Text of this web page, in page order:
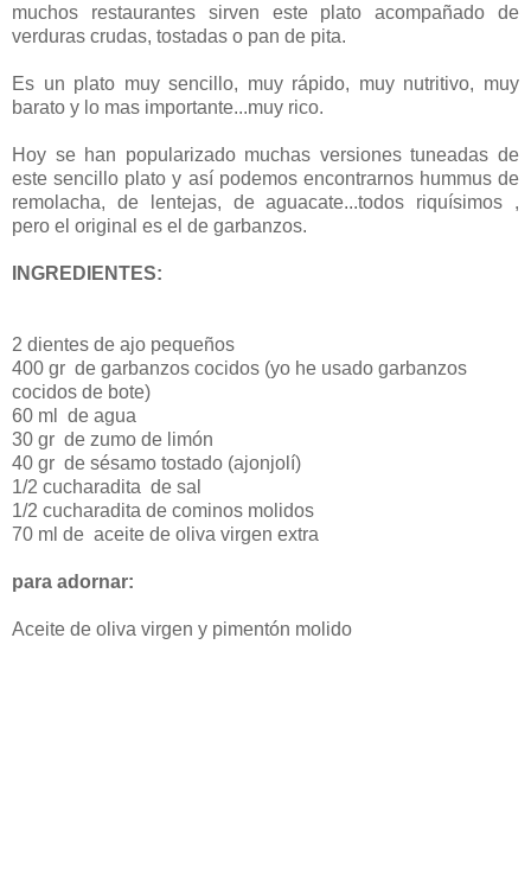
muchos restaurantes sirven este plato acompañado de
verduras crudas, tostadas o pan de pita.
Es un plato muy sencillo, muy rápido, muy nutritivo, muy
barato y lo mas importante...muy rico.
Hoy se han popularizado muchas versiones tuneadas de
este sencillo plato y así podemos encontrarnos hummus de
remolacha, de lentejas, de aguacate...todos riquísimos ,
pero el original es el de garbanzos.
INGREDIENTES:
2 dientes de ajo pequeños
400 gr de garbanzos cocidos (yo he usado garbanzos
cocidos de bote)
60 ml de agua
30 gr de zumo de limón
40 gr de sésamo tostado (ajonjolí)
1/2 cucharadita de sal
1/2 cucharadita de cominos molidos
70 ml de aceite de oliva virgen extra
para adornar:
Aceite de oliva virgen y pimentón molido